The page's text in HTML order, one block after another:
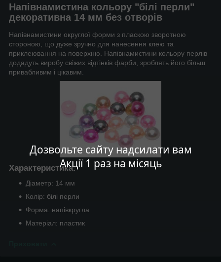
Дозвольте сайту надсилати вам
Акції 1 раз на місяць
Напівнамистина кольору "білі перли"
декоративна 14 мм без отворів
Напівнамистини округлої форми з пласкою зворотною
стороною, що дуже зручно для нанесення клею та
приклеювання на поверхню. Напівнамистини кольору перлів
додадуть виробу свіжих відтінків фарби, зроблять його більш
привабливим і цікавим.
Характеристика:
Діаметр: 14 мм
Колір: білі перли
Форма: напівкругла
Матеріал: пластик